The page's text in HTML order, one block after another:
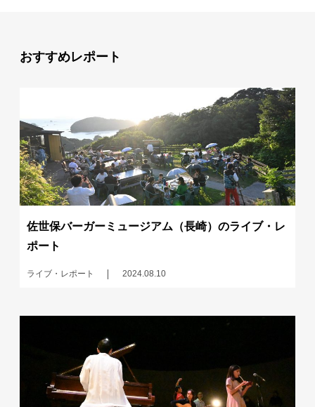
おすすめレポート
佐世保バーガーミュージアム（長崎）のライブ・レ
ポート
ライブ・レポート 2024.08.10